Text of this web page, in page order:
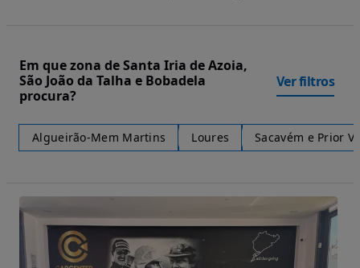
Em que zona de Santa Iria de Azoia,
São João da Talha e Bobadela
procura?
Ver filtros
Algueirão-Mem Martins Loures Sacavém e Prior